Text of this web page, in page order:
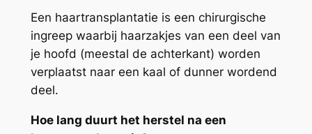
Een haartransplantatie is een chirurgische
ingreep waarbij haarzakjes van een deel van
je hoofd (meestal de achterkant) worden
verplaatst naar een kaal of dunner wordend
deel.
Hoe lang duurt het herstel na een